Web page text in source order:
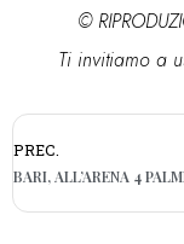
©
Ti invitiamo a
PREC.